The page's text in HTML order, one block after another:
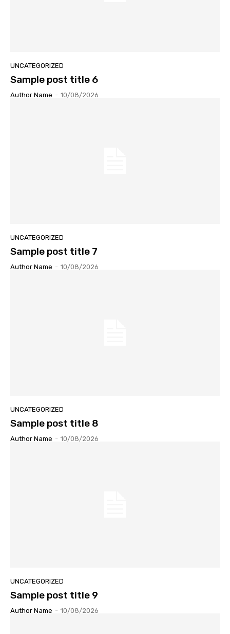
UNCATEGORIZED
Sample post title 6
Author Name - 10/08/2026
UNCATEGORIZED
Sample post title 7
Author Name - 10/08/2026
UNCATEGORIZED
Sample post title 8
Author Name - 10/08/2026
UNCATEGORIZED
Sample post title 9
Author Name - 10/08/2026